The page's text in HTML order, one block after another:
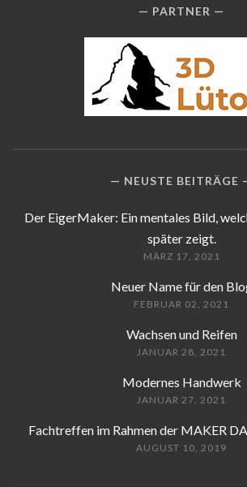
PARTNER
NEUSTE BEITRÄGE
Der EigerMaker: Ein mentales Bild,
später zeigt.
MÄRZ 17, 2021
Neuer Name für den
FEBRUAR 02, 2021
Wachsen und Reifen
JANUAR 28, 2021
Modernes Handwerk
JANUAR 27, 2021
Fachtreffen im Rahmen der MAKER
AUGUST 10, 2019